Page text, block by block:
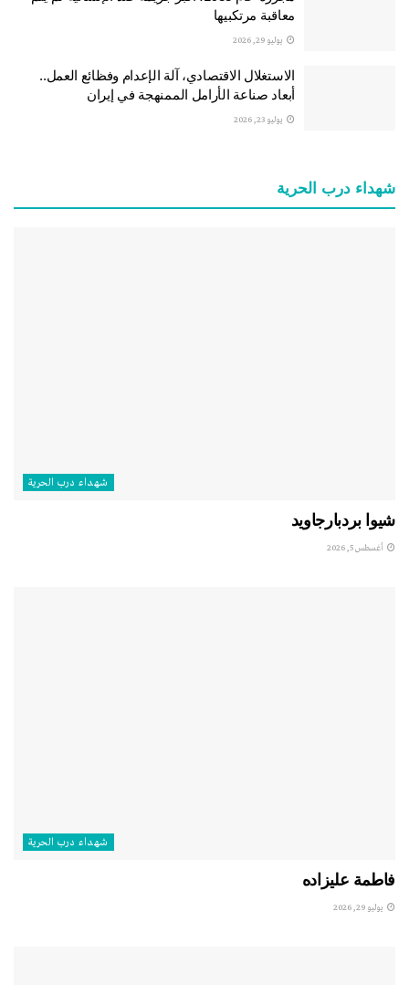
معاقبة مرتكبيها
يوليو 29, 2026
الاستغلال الاقتصادي، آلة الإعدام وفظائع العمل..
أبعاد صناعة الأرامل الممنهجة في إيران
يوليو 23, 2026
شهداء درب الحرية
شهداء درب الحرية
شيوا بردبارجاويد
أغسطس 5, 2026
شهداء درب الحرية
فاطمة عليزاده
يوليو 29, 2026